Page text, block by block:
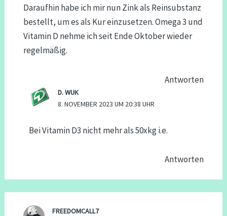
Daraufhin habe ich mir nun Zink als Reinsubstanz
bestellt, um es als Kur einzusetzen. Omega 3 und
Vitamin D nehme ich seit Ende Oktober wieder
regelmäßig.
Antworten
D. WUK
8. NOVEMBER 2023 UM 20:38 UHR
Bei Vitamin D3 nicht mehr als 50xkg i.e.
Antworten
FREEDOMCALL7